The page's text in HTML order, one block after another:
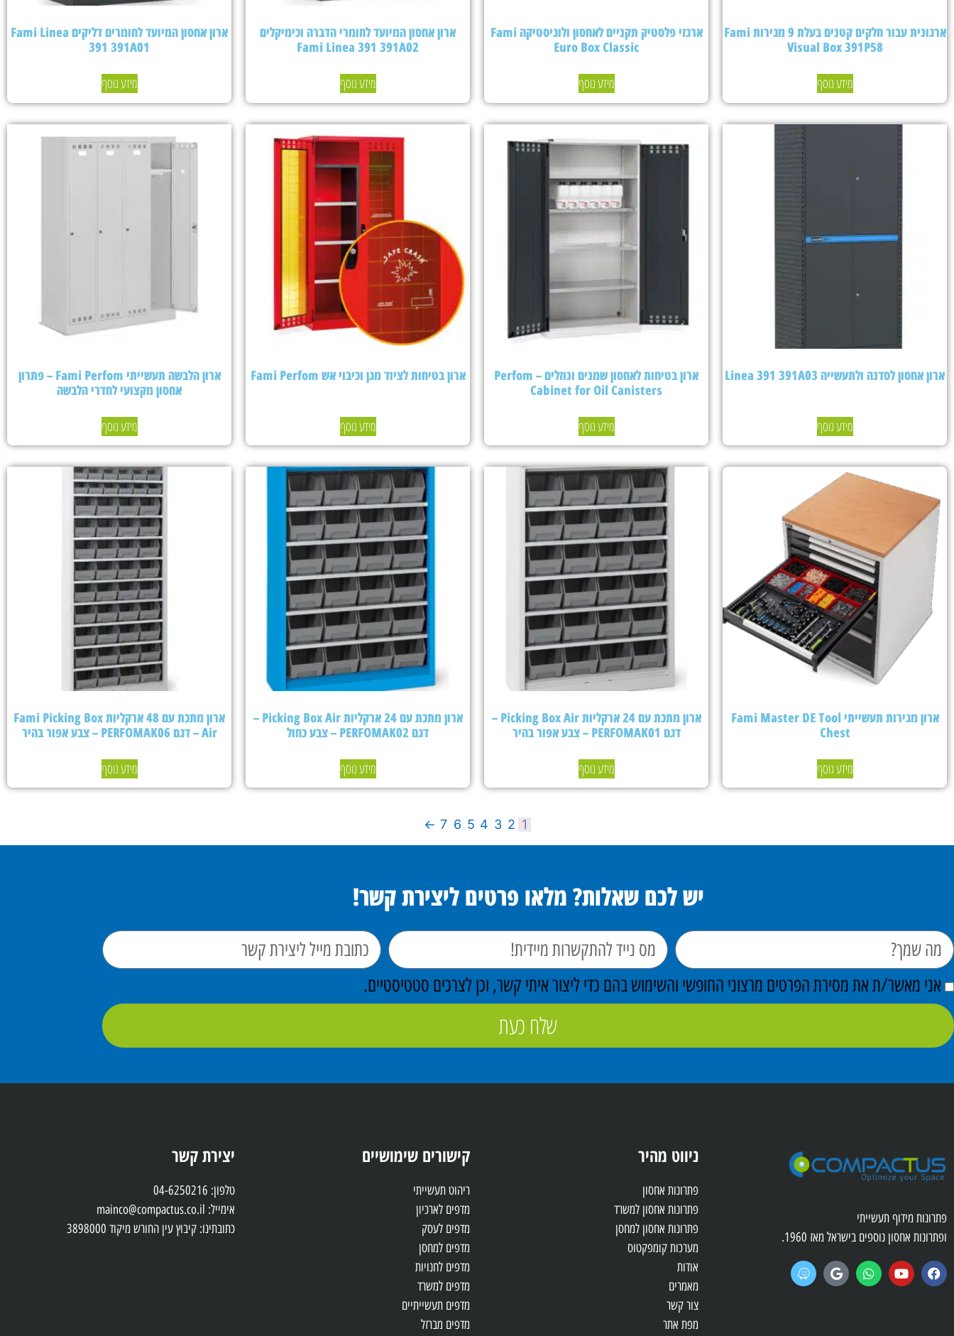
ארגונית עבור חלקים קטנים בעלת 9 מגירות Fami
Visual Box 391P58
מידע נוסף
ארגזי פלסטיק תקניים לאחסון ולוגיסטיקה Fami
Euro Box Classic
מידע נוסף
ארון אחסון המיועד לחומרי הדברה וכימיקלים
Fami Linea 391 391A02
מידע נוסף
ארון אחסון המיועד לחומרים דליקים Fami Linea
391 391A01
מידע נוסף
ארון אחסון לסדנה ולתעשייה Linea 391 391A03
מידע נוסף
ארון בטיחות לאחסון שמנים ונוזלים – Perfom
Cabinet for Oil Canisters
מידע נוסף
ארון בטיחות לציוד מגן וכיבוי אש Fami Perfom
מידע נוסף
ארון הלבשה תעשייתי Fami Perfom – פתרון
אחסון מקצועי לחדרי הלבשה
מידע נוסף
ארון מגירות תעשייתי Fami Master DE Tool
Chest
מידע נוסף
ארון מתכת עם 24 ארקליות Picking Box Air –
דגם PERFOMAK01 – צבע אפור בהיר
מידע נוסף
ארון מתכת עם 24 ארקליות Picking Box Air –
דגם PERFOMAK02 – צבע כחול
מידע נוסף
ארון מתכת עם 48 ארקליות Fami Picking Box
Air – דגם PERFOMAK06 – צבע אפור בהיר
מידע נוסף
1
2
3
4
5
6
7
←
יש לכם שאלות? מלאו פרטים ליצירת קשר!
אני מאשר/ת את מסירת הפרטים מרצוני החופשי והשימוש בהם כדי ליצור איתי קשר, וכן לצרכים סטטיסטיים.
שלח כעת
פתרונות מידוף תעשייתי
ופתרונות אחסון נוספים בישראל מאז 1960.
ניווט מהיר
פתרונות אחסון
פתרונות אחסון למשרד
פתרונות אחסון למחסן
מערכות קומפקטוס
אודות
מאמרים
צור קשר
מפת אתר
קישורים שימושיים
ריהוט תעשייתי
מדפים לארכיון
מדפים לעסק
מדפים למחסן
מדפים לחנויות
מדפים למשרד
מדפים תעשייתיים
מדפים מברזל
יצירת קשר
טלפון: 04-6250216
אימייל: mainco@compactus.co.il
כתובתינו: קיבוץ עין החורש מיקוד 3898000